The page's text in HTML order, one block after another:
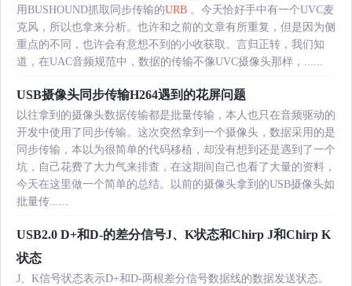
用BUSHOUND抓取同步传输的URB 。今天恰好手中有一个UVC麦
克风，所以也拿来分析。也许和之前的文章有所重复，但是因为侧
重点的不同，也许会有意想不到的小收获取。言归正转，我们知
道，在UAC音频规范中，数据的传输不像UVC摄像头那样，......
USB摄像头同步传输H264遇到的花屏问题
以往拿到的摄像头数据传输都是批量传输，本人也只在音频驱动的
开发中使用了同步传输。这次突然拿到一个摄像头，数据采用的是
同步传输，本以为很简单的代码移植，却没有想到还是遇到了一个
坑，自己花费了大力气来排查，在这期间自己也看了大量的资料，
今天在这里做一个简单的总结。以前的摄像头拿到的USB摄像头如
批量传......
USB2.0 D+和D-的差分信号J、K状态和Chirp J和Chirp K
状态
J、K信号状态表示D+和D-两根差分信号数据线的数据发送状态。